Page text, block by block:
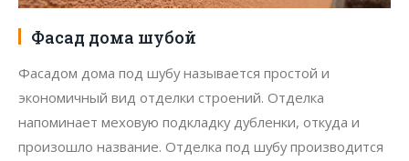
Фасад дома шубой
Фасадом дома под шубу называется простой и
экономичный вид отделки строений. Отделка
напоминает меховую подкладку дубленки, откуда и
произошло название. Отделка под шубу производится